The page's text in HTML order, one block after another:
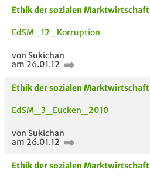
Ethik der sozialen Marktwirtschaft
EdSM_12_Korruption
von Sukichan
am 26.01.12
Ethik der sozialen Marktwirtschaft
EdSM_3_Eucken_2010
von Sukichan
am 26.01.12
Ethik der sozialen Marktwirtschaft